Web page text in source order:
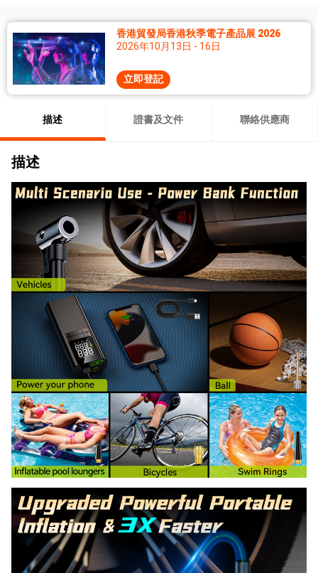
香港貿發局香港秋季電子產品展 2026
2026年10月13日 - 16日
立即登記
描述 證書及文件 聯絡供應商
描述